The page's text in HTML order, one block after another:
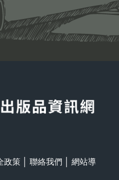
政策 聯絡我們
網站導